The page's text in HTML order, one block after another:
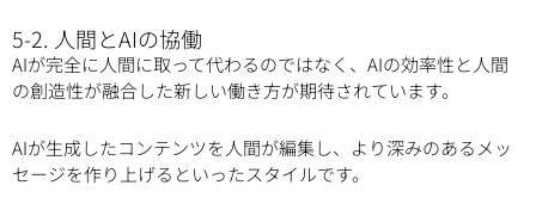
5-2. 人間とAIの協働
AIが完全に人間に取って代わるのではなく、AIの効率性と人間
の創造性が融合した新しい働き方が期待されています。
AIが生成したコンテンツを人間が編集し、より深みのあるメッ
セージを作り上げるといったスタイルです。